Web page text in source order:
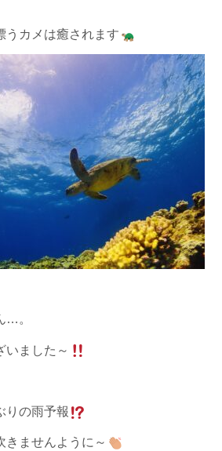
うカメは癒されます
…。
いました～
りの雨予報
きませんように～